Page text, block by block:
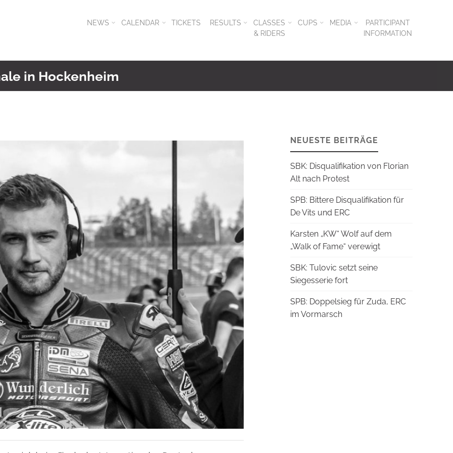
NEWS CALENDAR TICKETS RESULTS
CLASSES
& RIDERS
CUPS MEDIA
PARTICIPANT
INFORMATION
in Hockenheim
NEUESTE BEITRÄGE
SBK: Disqualifikation von Florian
Alt nach Protest
SPB: Bittere Disqualifikation für
De Vits und ERC
Karsten „KW“ Wolf auf dem
„Walk of Fame“ verewigt
SBK: Tulovic setzt seine
Siegesserie fort
SPB: Doppelsieg für Zuda, ERC
im Vormarsch